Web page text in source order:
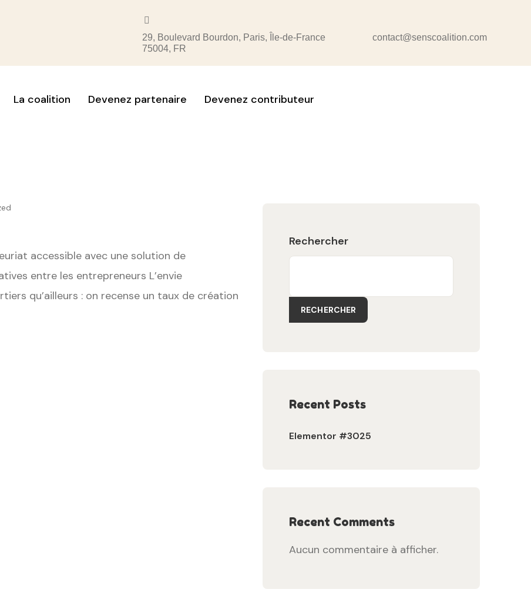
29, Boulevard Bourdon, Paris, Île-de-France
75004, FR
contact@senscoalition.com
La coalition Devenez partenaire Devenez contributeur
accessible avec une solution de
entre les entrepreneurs L’envie
qu’ailleurs : on recense un taux de création
Rechercher
RECHERCHER
Recent Posts
Elementor #3025
Recent Comments
Aucun commentaire à afficher.